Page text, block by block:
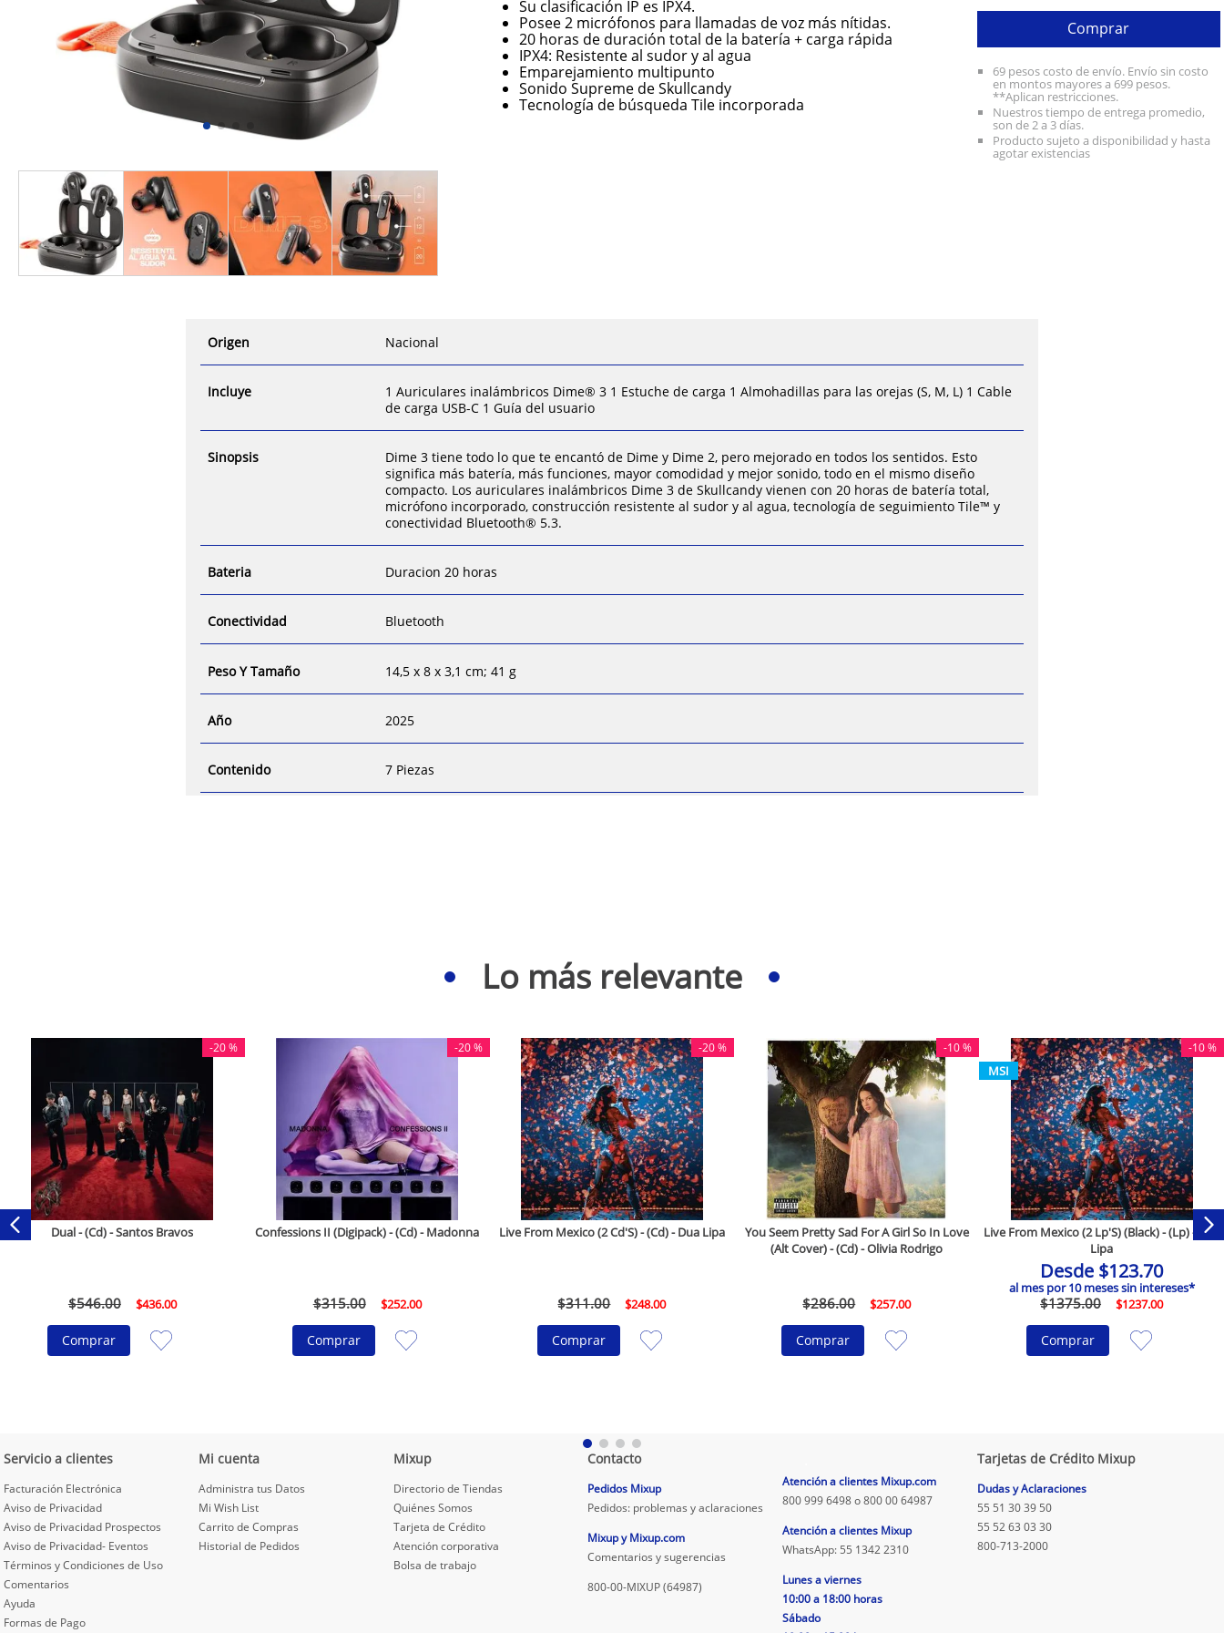
Su clasificación IP es IPX4.
Posee 2 micrófonos para llamadas de voz más nítidas.
20 horas de duración total de la batería + carga rápida
IPX4: Resistente al sudor y al agua
Emparejamiento multipunto
Sonido Supreme de Skullcandy
Tecnología de búsqueda Tile incorporada
Comprar
69 pesos costo de envío. Envío sin costo
en montos mayores a 699 pesos.
**Aplican restricciones.
Nuestros tiempo de entrega promedio,
son de 2 a 3 días.
Producto sujeto a disponibilidad y hasta
agotar existencias
Origen Nacional
Incluye
1 Auriculares inalámbricos Dime® 3 1 Estuche de carga 1 Almohadillas para las orejas (S, M, L) 1 Cable
de carga USB-C 1 Guía del usuario
Sinopsis
Dime 3 tiene todo lo que te encantó de Dime y Dime 2, pero mejorado en todos los sentidos. Esto
significa más batería, más funciones, mayor comodidad y mejor sonido, todo en el mismo diseño
compacto. Los auriculares inalámbricos Dime 3 de Skullcandy vienen con 20 horas de batería total,
micrófono incorporado, construcción resistente al sudor y al agua, tecnología de seguimiento Tile™ y
conectividad Bluetooth® 5.3.
Bateria Duracion 20 horas
Conectividad Bluetooth
Peso Y Tamaño 14,5 x 8 x 3,1 cm; 41 g
Año 2025
Contenido 7 Piezas
Lo más relevante
-20 %
Dual - (Cd) - Santos Bravos
$546.00 $436.00
Comprar
-20 %
Confessions II (Digipack) - (Cd) - Madonna
$315.00 $252.00
Comprar
-20 %
Live From Mexico (2 Cd'S) - (Cd) - Dua Lipa
$311.00 $248.00
Comprar
-10 %
You Seem Pretty Sad For A Girl So In Love
(Alt Cover) - (Cd) - Olivia Rodrigo
$286.00 $257.00
Comprar
MSI
-10 %
Live From Mexico (2 Lp'S) (Black) - (Lp) - Dua
Lipa
Desde $123.70
al mes por10meses sin intereses*
$1375.00 $1237.00
Comprar
Servicio a clientes
Facturación Electrónica
Aviso de Privacidad
Aviso de Privacidad Prospectos
Aviso de Privacidad- Eventos
Términos y Condiciones de Uso
Comentarios
Ayuda
Formas de Pago
Mi cuenta
Administra tus Datos
Mi Wish List
Carrito de Compras
Historial de Pedidos
Mixup
Directorio de Tiendas
Quiénes Somos
Tarjeta de Crédito
Atención corporativa
Bolsa de trabajo
Contacto
Pedidos Mixup
Pedidos: problemas y aclaraciones
Mixup y Mixup.com
Comentarios y sugerencias
800-00-MIXUP (64987)
Atención a clientes Mixup.com
800 999 6498 o 800 00 64987
Atención a clientes Mixup
WhatsApp: 55 1342 2310
Lunes a viernes
10:00 a 18:00 horas
Sábado
Tarjetas de Crédito Mixup
Dudas y Aclaraciones
55 51 30 39 50
55 52 63 03 30
800-713-2000